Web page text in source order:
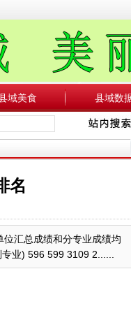
域美食 县域数
名
汇总成绩和分专业成绩均
业) 596 599 3109 2......